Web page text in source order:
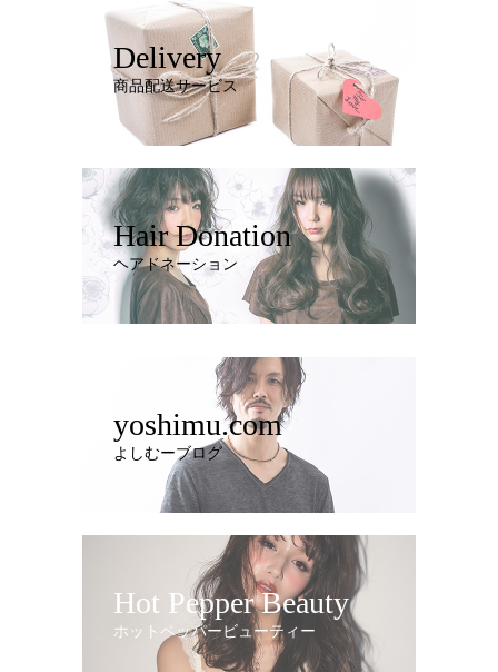
Delivery
商品配送サービス
Hair Donation
ヘアドネーション
yoshimu.com
よしむーブログ
Hot Pepper Beauty
ホットペッパービューティー